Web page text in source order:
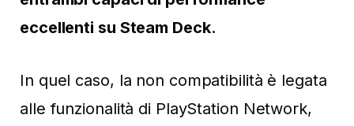
eccellenti su Steam Deck.
In quel caso, la non compatibilità è legata
alle funzionalità di PlayStation Network,